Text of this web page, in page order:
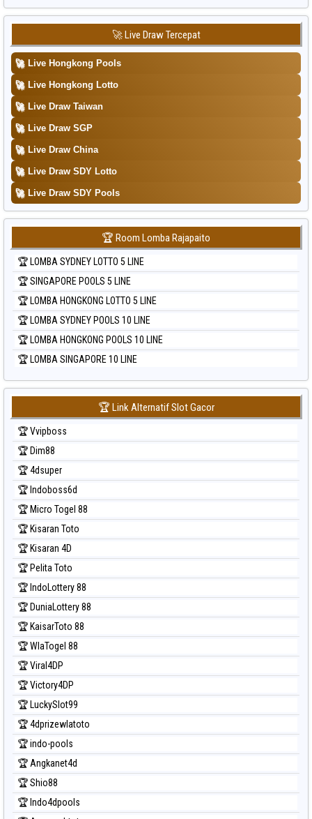
Data Togel Sydney
Data Togel Sydney Lottery
Data Togel Sydney Lottery 6d
Data Togel Sydney Lotto
Data Togel Sydney Pools 6d
Data Togel Taipei
Data Togel Taiwan
🚀 Live Draw Tercepat
🚀 Live Hongkong Pools
🚀 Live Hongkong Lotto
🚀 Live Draw Taiwan
🚀 Live Draw SGP
🚀 Live Draw China
🚀 Live Draw SDY Lotto
🚀 Live Draw SDY Pools
🏆 Room Lomba Rajapaito
🏆 LOMBA SYDNEY LOTTO 5 LINE
🏆 SINGAPORE POOLS 5 LINE
🏆 LOMBA HONGKONG LOTTO 5 LINE
🏆 LOMBA SYDNEY POOLS 10 LINE
🏆 LOMBA HONGKONG POOLS 10 LINE
🏆 LOMBA SINGAPORE 10 LINE
🏆 Link Alternatif Slot Gacor
🏆 Vvipboss
🏆 Dim88
🏆 4dsuper
🏆 Indoboss6d
🏆 Micro Togel 88
🏆 Kisaran Toto
🏆 Kisaran 4D
🏆 Pelita Toto
🏆 IndoLottery 88
🏆 DuniaLottery 88
🏆 KaisarToto 88
🏆 WlaTogel 88
🏆 Viral4DP
🏆 Victory4DP
🏆 LuckySlot99
🏆 4dprizewlatoto
🏆 indo-pools
🏆 Angkanet4d
🏆 Shio88
🏆 Indo4dpools